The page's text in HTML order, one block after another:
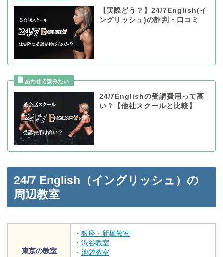
【実際どう？】24/7English(イ
ングリッシュ)の評判・口コミ
24/7Englishの受講費用って高
い？【他社スクールと比較】
24/7 English（イングリッシュ）の
周辺教室
東京の教室
・ 銀座・新橋教室
・ 渋谷教室
・ 池袋教室